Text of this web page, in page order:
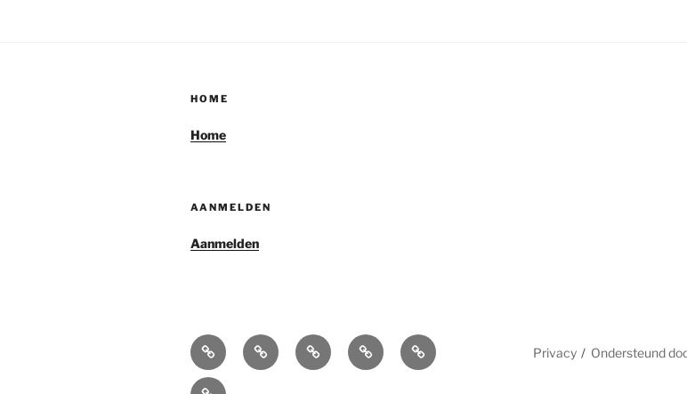
HOME
Home
AANMELDEN
Aanmelden
Home
Over
ons
Projectkenmerken
ReglementenAanmelden
Login
Privacy Ondersteund